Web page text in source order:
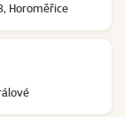
Horoměřice